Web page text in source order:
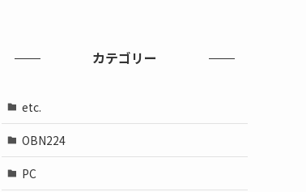
カテゴリー
etc.
OBN224
PC